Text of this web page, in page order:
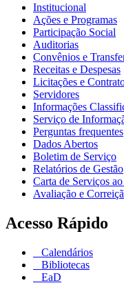
Institucional
Ações e Programas
Participação Social
Auditorias
Convênios e
Receitas e Despesas
Licitações e
Servidores
Informações
Serviço de
Perguntas frequentes
Dados Abertos
Boletim de Serviço
Relatórios de Gestão
Carta de Serviços
Avaliação e
Acesso Rápido
Calendários
Bibliotecas
EaD